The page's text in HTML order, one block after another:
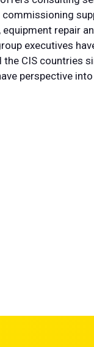
repair
executives
CIS countries
perspective